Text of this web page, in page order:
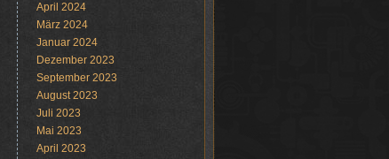
April 2024
März 2024
Januar 2024
Dezember 2023
September 2023
August 2023
Juli 2023
Mai 2023
April 2023